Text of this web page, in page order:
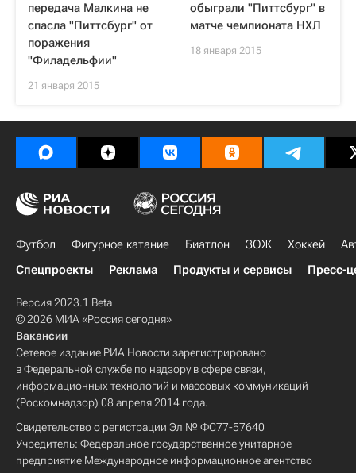
передача Малкина не
спасла "Питтсбург" от
поражения
"Филадельфии"
21 января 2015
обыграли "Питтсбург" в
матче чемпионата НХЛ
18 января 2015
Футбол Фигурное катание Биатлон ЗОЖ Хоккей
Спецпроекты
Реклама Продукты и сервисы Пресс-
Версия 2023.1 Beta
© 2026 МИА «Россия сегодня»
Вакансии
Сетевое издание РИА Новости зарегистрировано
в Федеральной службе по надзору в сфере связи,
информационных технологий и массовых коммуникаций
(Роскомнадзор) 08 апреля 2014 года.
Свидетельство о регистрации Эл № ФС77-57640
Учредитель: Федеральное государственное унитарное
предприятие Международное информационное агентство